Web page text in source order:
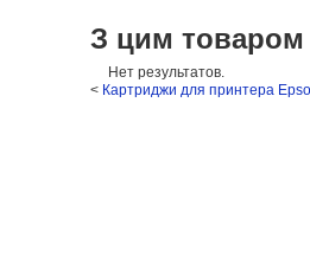
З цим товаром
Нет результатов.
< Картриджи для принтера